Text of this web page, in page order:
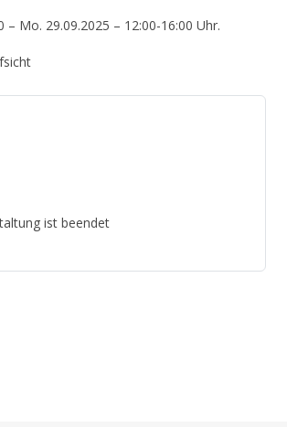
– Mo. 29.09.2025 – 12:00-16:00 Uhr.
ist beendet